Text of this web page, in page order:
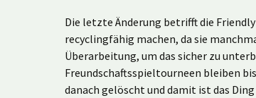
Die letzte Änderung betrifft die
recyclingfähig machen, da sie
Überarbeitung, um das sicher zu
Freundschaftsspieltourneen bleiben
danach gelöscht und damit ist das